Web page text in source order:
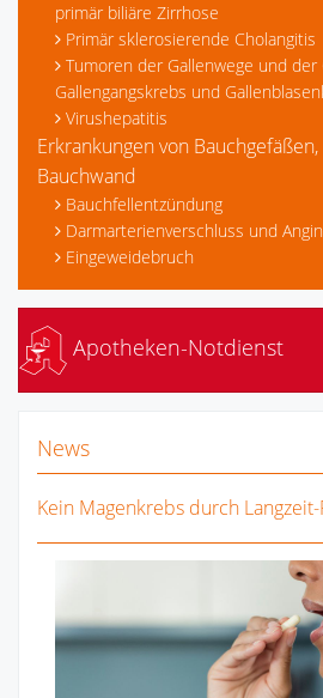
primär biliäre Zirrhose
Primär sklerosierende Cholangitis
Tumoren der Gallenwege und der
Gallengangskrebs und
Virushepatitis
Erkrankungen von
Bauchwand
Bauchfellentzündung
Darmarterienverschluss und
Eingeweidebruch
Apotheken-Notdienst
News
Kein Magenkrebs durch Langzeit-